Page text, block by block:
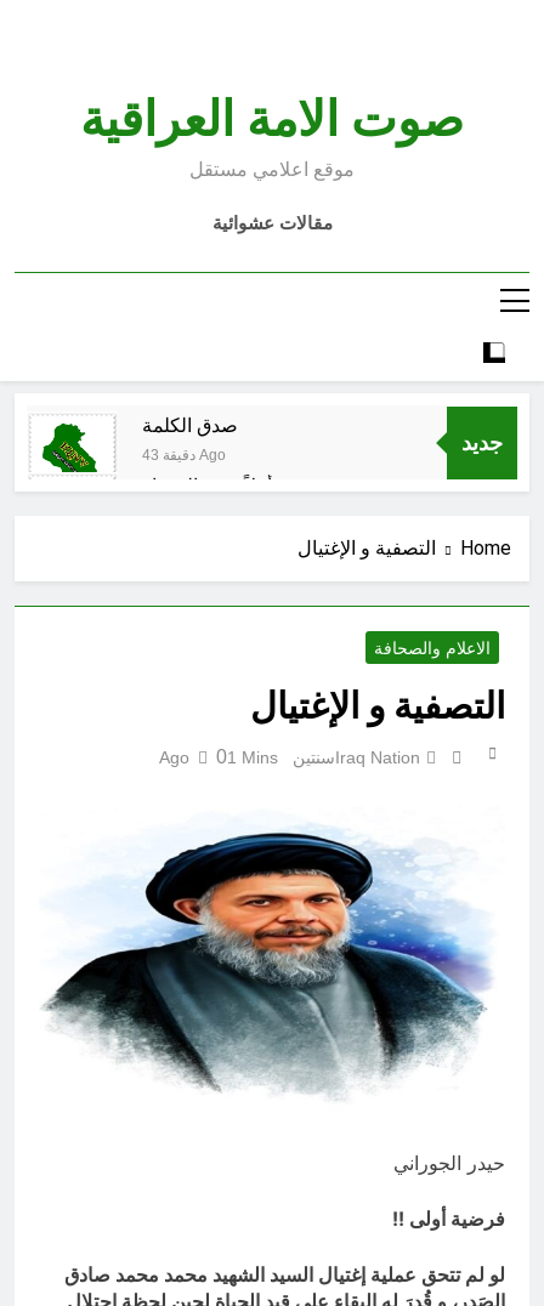
صوت الامة العراقية
موقع اعلامي مستقل
مقالات عشوائية
جديد
صدق الكلمة
43 دقيقة Ago
أهلاً بربيع المختار
اليمن نار حمرا ويل غازيها
بيان مسلح وشعب متمسك بالله
يوم أشرق فيه نور المصطفى فازد
الأرض خضرة وإستبراق
بقوة الله دك الحصون وتطهير
الطائفية الناعمة… حين ترتدي
الكراهية ثياب الثقافة
ساعتين Ago
مجلس عزاء حسيني (صفات أصحاب
الامامين الحسين والمهدي عليهما
السلام)3 ساعات Ago
الكاتبان باقر الزبيدي ورياض سعد يحذران
من الجولاني (ح 3) (ولتأت طائفة أخرى لم
يصلوا فليصلوا معك وليأخذوا حذرهم)
3 ساعات Ago
الطائفية لا تُهزم بالهرب منها… بل
Home التصفية و الإغتيال
الاعلام والصحافة
التصفية و الإغتيال
Iraq Nationسنتين Ago 01 Mins
حيدر الجوراني
فرضية أولى !!
لو لم تتحق عملية إغتيال السيد الشهيد محمد محمد صادق
الصَدر، و قُدِرَ له البقاء على قيد الحياة لحين لحظة إحتلال